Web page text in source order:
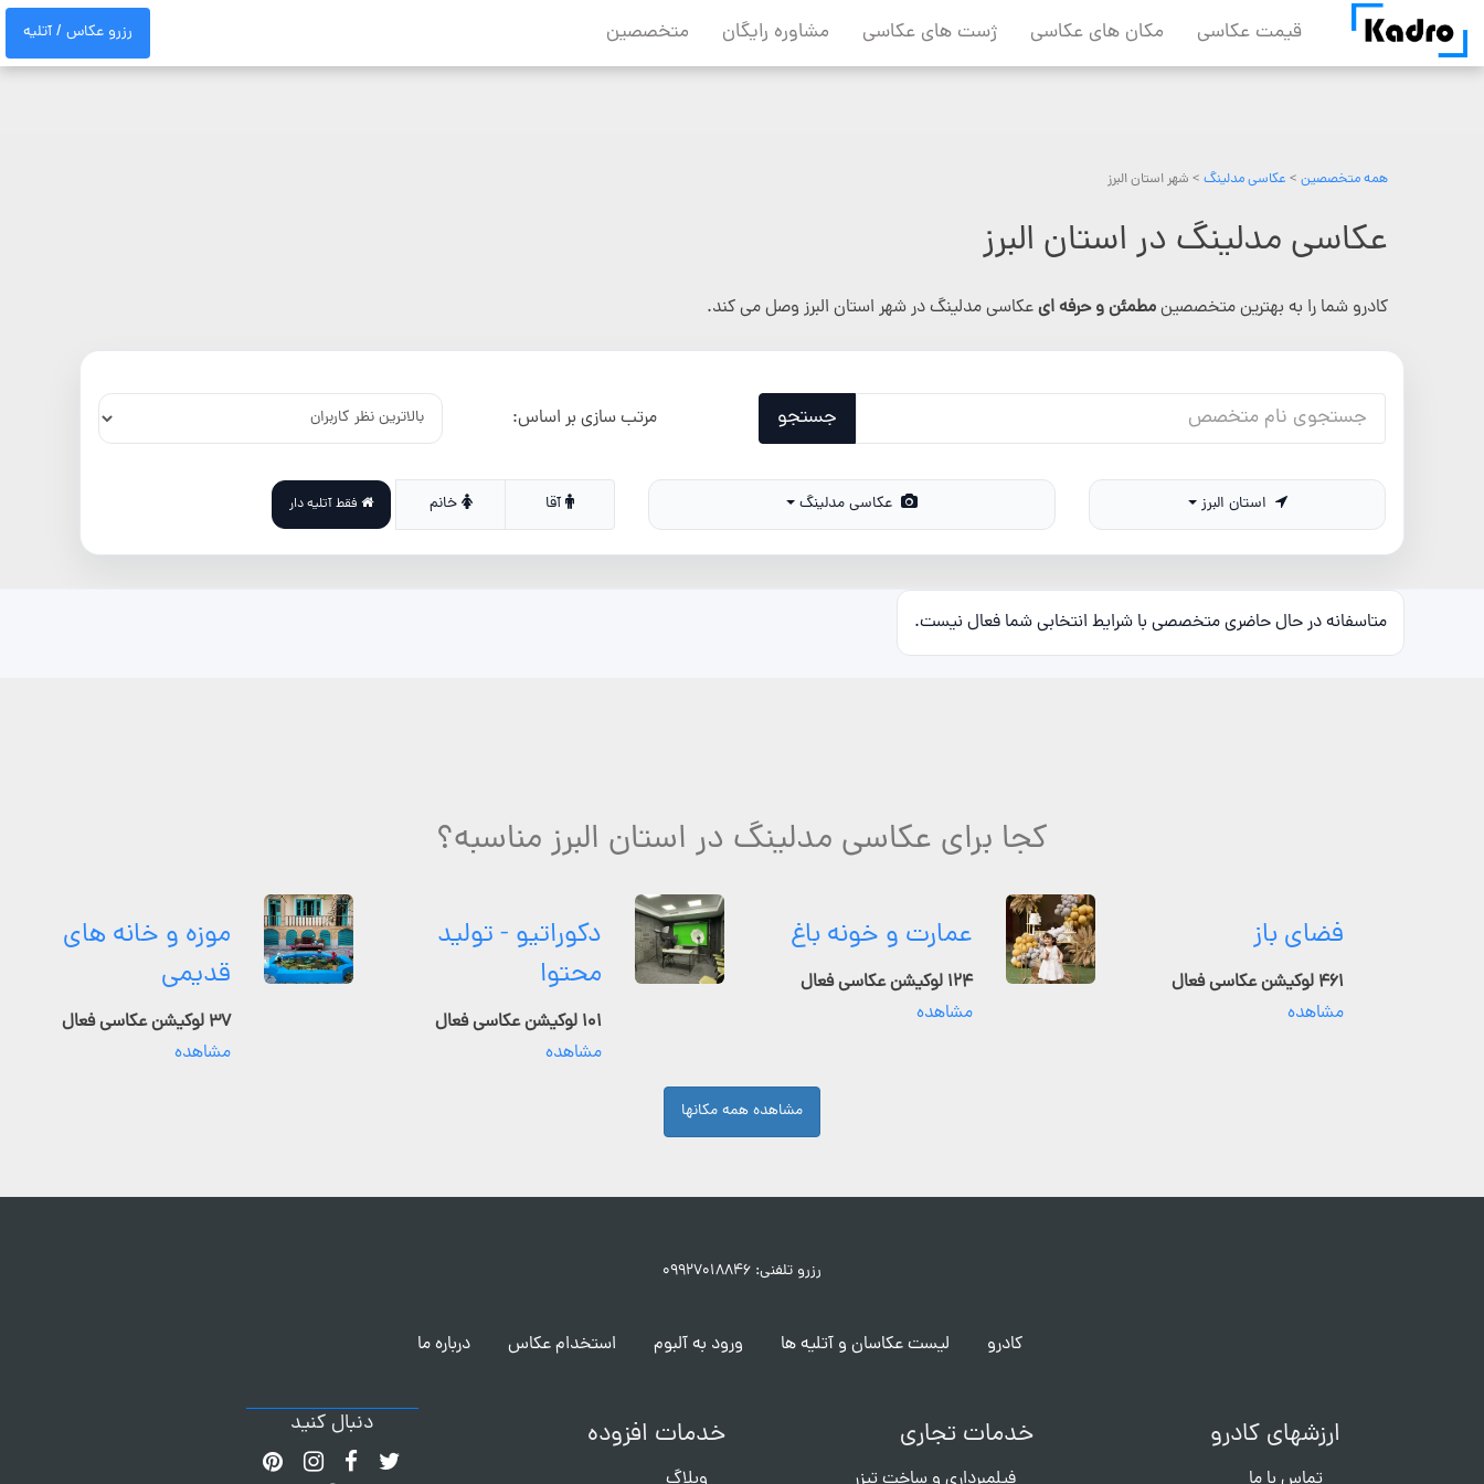
content
قیمت عکاسی مکان های عکاسی ژست های عکاسی مشاوره رایگان متخصصین رزرو عکاس / آتلیه
همه متخصصین > عکاسی مدلینگ > شهر استان البرز
عکاسی مدلینگ در استان البرز
کادرو شما را به بهترین متخصصینمطمئن و حرفه ایعکاسی مدلینگ در شهر استان البرز وصل می کند.
جستجو مرتب سازی بر اساس:
عکاسی مدلینگ آقا خانم فقط آتلیه دار
متاسفانه در حال حاضری متخصصی با شرایط انتخابی شما فعال نیست.
کجا برای عکاسی مدلینگ در استان البرز مناسبه؟
فضای باز
۴۶۱ لوکیشن عکاسی فعال
مشاهده
عمارت و خونه باغ
۱۲۴ لوکیشن عکاسی فعال
مشاهده
دکوراتیو - تولید
محتوا
۱۰۱ لوکیشن عکاسی فعال
مشاهده
موزه و خانه های
قدیمی
۳۷ لوکیشن عکاسی فعال
مشاهده
مشاهده همه مکانها
رزرو تلفنی: ۰۹۹۲۷۰۱۸۸۴۶
کادرو لیست عکاسان و آتلیه ها ورود به آلبوم استخدام عکاس درباره ما
ارزشهای کادرو خدمات تجاری خدمات افزوده دنبال کنید